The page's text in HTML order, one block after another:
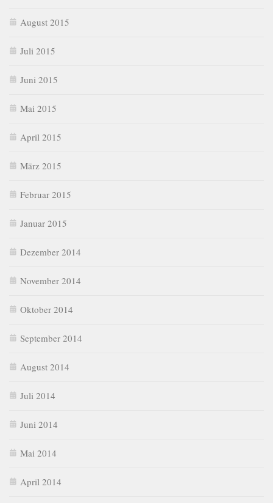
August 2015
Juli 2015
Juni 2015
Mai 2015
April 2015
März 2015
Februar 2015
Januar 2015
Dezember 2014
November 2014
Oktober 2014
September 2014
August 2014
Juli 2014
Juni 2014
Mai 2014
April 2014